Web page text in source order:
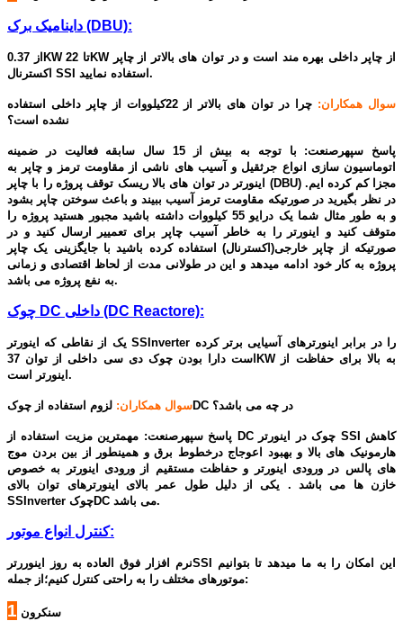
داینامیک برک (DBU):
از 0.37KW تا 22KW از چاپر داخلی بهره مند است و در توان های بالاتر از چاپر
اکسترنال SSI استفاده نمایید.
سوال همکاران:
چرا در توان های بالاتر از 22کیلووات از چاپر داخلی استفاده
نشده است؟
پاسخ سپهرصنعت: با توجه به بیش از 15 سال سابقه فعالیت در ضمینه
اتوماسیون سازی انواع جرثقیل و آسیب های ناشی از مقاومت ترمز و چاپر به
اینورتر در توان های بالا ریسک توقف پروژه را با چاپر (DBU) مجزا کم کرده ایم.
در نظر بگیرید در صورتیکه مقاومت ترمز آسیب ببیند و باعث سوختن چاپر بشود
و به طور مثال شما یک درایو 55 کیلووات داشته باشید مجبور هستید پروژه را
متوقف کنید و اینورتر را به خاطر آسیب چاپر برای تعمییر ارسال کنید و در
صورتیکه از چاپر خارجی(اکسترنال) استفاده کرده باشید با جایگزینی یک چاپر
پروژه به کار خود ادامه میدهد و این در طولانی مدت از لحاظ اقتصادی و زمانی
به نفع پروژه می باشد.
چوک DC داخلی (DC Reactore):
یک از نقاطی که اینورتر SSInverter را در برابر اینورترهای آسیایی برتر کرده
است دارا بودن چوک دی سی داخلی از توان 37KW به بالا برای حفاظت از
اینورتر است.
سوال همکاران: لزوم استفاده از چوکDC در چه می باشد؟
پاسخ سپهرصنعت: مهمترین مزیت استفاده از DC چوک در اینورتر SSI کاهش
هارمونیک های بالا و بهبود اعوجاج درخطوط برق و همینطور از بین بردن موج
های پالس در ورودی اینورتر و حفاظت مستقیم از ورودی اینورتر به خصوص
خازن ها می باشد . یکی از دلیل طول عمر بالای اینورترهای توان بالای
SSInverter چوکDC می باشد.
کنترل انواع موتور:
نرم افزار فوق العاده به روز اینوررترSSI این امکان را به ما میدهد تا بتوانیم
موتورهای مختلف را به راحتی کنترل کنیم؛از جمله:
1 سنکرون